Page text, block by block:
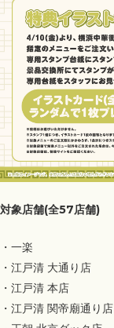
対象店舗(全57店舗)
・一楽
・江戸清 大通り店
・江戸清 本店
・江戸清 関帝廟通り店